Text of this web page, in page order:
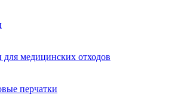
для медицинских отходов
перчатки